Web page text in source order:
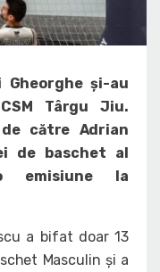
Gheorghe și-au
Târgu Jiu.
către Adrian
de baschet al
emisiune la
a bifat doar 13
Masculin și a